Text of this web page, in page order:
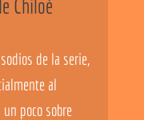
Chiloé
de la serie,
al
poco sobre